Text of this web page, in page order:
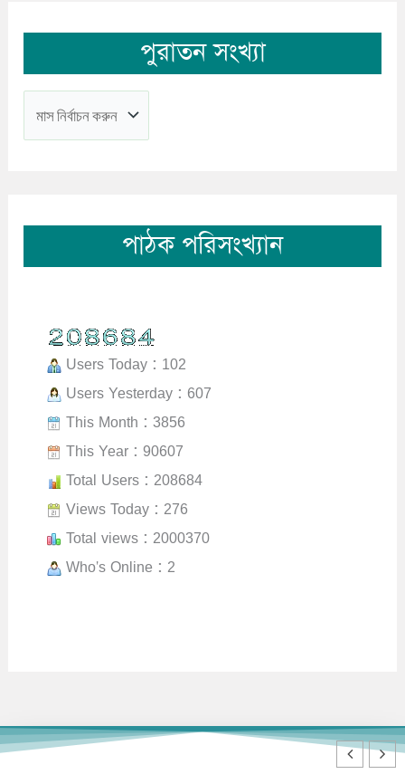
পুরাতন সংখ্যা
পাঠক পরিসংখ্যান
Users Today : 102
Users Yesterday : 607
This Month : 3856
This Year : 90607
Total Users : 208684
Views Today : 276
Total views : 2000370
Who's Online : 2